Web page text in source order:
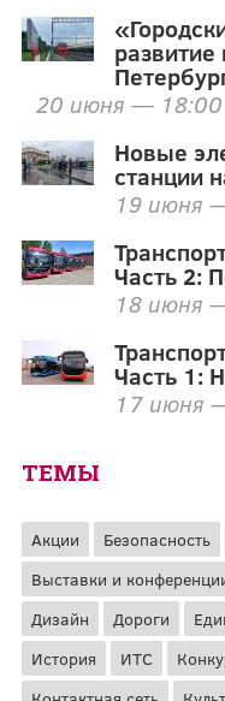
20 июня — 18:00
Новые
станции
19 июня
Часть 2:
18 июня
Часть 1:
17 июня
ТЕМЫ
Акции Безопасность
Выставки и
Дизайн
Дороги
История
ИТС